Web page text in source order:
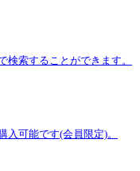
索することができます。
可能です(会員限定)。